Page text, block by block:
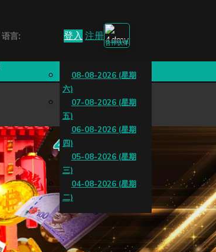
语言: 登入 注册
合作伙伴
08-08-2026 (星期
六)
07-08-2026 (星期
五)
06-08-2026 (星期
四)
05-08-2026 (星期
三)
04-08-2026 (星期
二)